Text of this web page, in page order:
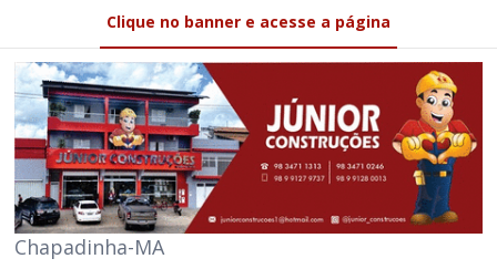
Clique no banner e acesse a página
Chapadinha-MA